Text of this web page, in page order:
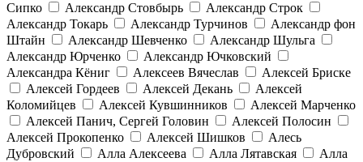
Сипко
Александр Стовбырь
Александр Строк
Александр Токарь
Александр Турчинов
Александр фон
Штайн
Александр Шевченко
Александр Шульга
Александр Юрченко
Александр Ючковский
Александра Кёниг
Алексеев Вячеслав
Алексей Бриске
Алексей Гордеев
Алексей Декань
Алексей
Коломийцев
Алексей Кувшинников
Алексей Марченко
Алексей Панич, Сергей Головин
Алексей Полосин
Алексей Прокопенко
Алексей Шишков
Алесь
Дубровский
Алла Алексеева Алла Лятавская
Алла